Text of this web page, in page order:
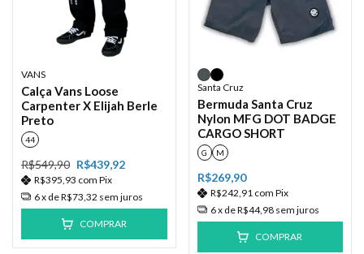
VANS
Calça Vans Loose
Carpenter X Elijah Berle
Preto
44
R$549,90 R$439,92
R$395,93 com Pix
6x deR$73,32 sem juros
COMPRAR
Santa Cruz
Bermuda Santa Cruz
Nylon MFG DOT BADGE
CARGO SHORT
G M
R$269,90
R$242,91 com Pix
6x deR$44,98 sem juros
COMPRAR